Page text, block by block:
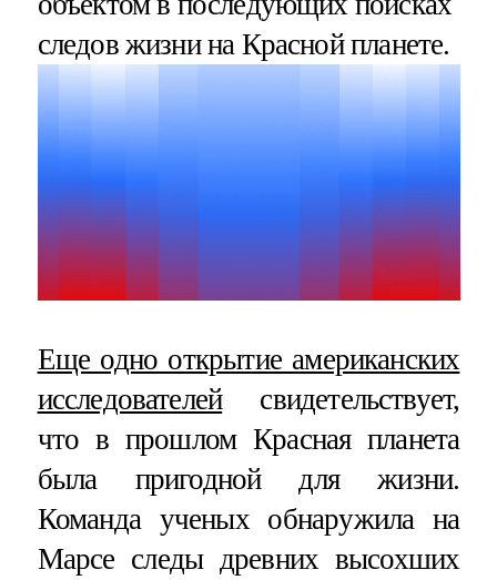
следов жизни на Красной планете.
Еще одно открытие американских
исследователейсвидетельствует,
что в прошлом Красная планета
была пригодной для жизни.
Команда ученых обнаружила на
Марсе следы древних высохших